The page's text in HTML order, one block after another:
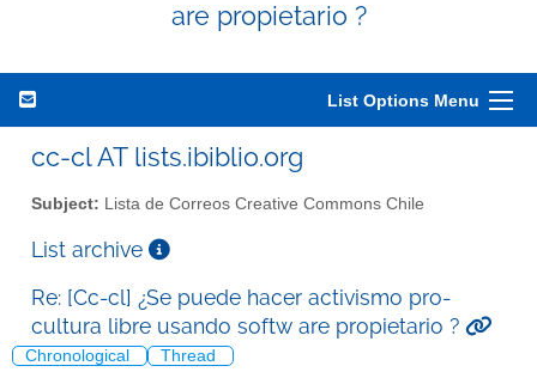
are propietario ?
List Options Menu
cc-cl AT lists.ibiblio.org
Subject: Lista de Correos Creative Commons Chile
List archive
Re: [Cc-cl] ¿Se puede hacer activismo pro-
cultura libre usando softw are propietario ?
Chronological Thread